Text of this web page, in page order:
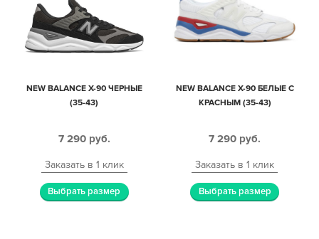
NEW BALANCE X-90 ЧЕРНЫЕ
(35-43)
7 290 руб.
Заказать в 1 клик
Выбрать размер
NEW BALANCE X-90 БЕЛЫЕ С
КРАСНЫМ (35-43)
7 290 руб.
Заказать в 1 клик
Выбрать размер